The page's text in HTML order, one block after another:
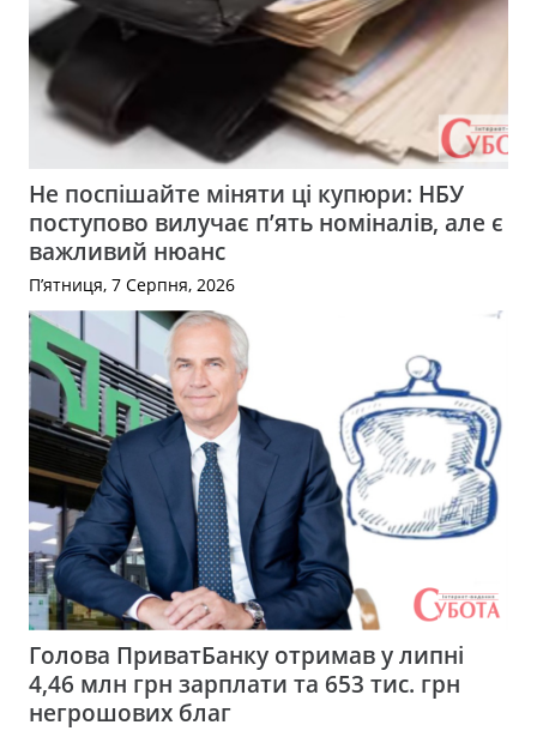
Не поспішайте міняти ці купюри: НБУ
поступово вилучає п’ять номіналів, але є
важливий нюанс
П’ятниця, 7 Серпня, 2026
Голова ПриватБанку отримав у липні
4,46 млн грн зарплати та 653 тис. грн
негрошових благ